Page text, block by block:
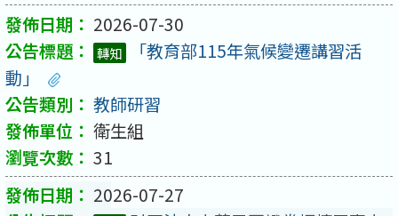
2026-07-30
轉知
「教育部115年氣候變遷講習活
動」
教師研習
衛生組
31
2026-07-27